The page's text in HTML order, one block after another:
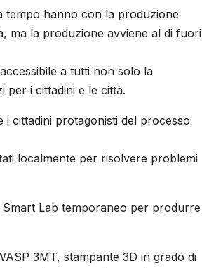
tempo hanno con la produzione
ma la produzione avviene al di fuori
a tutti non solo la
per i cittadini e le città.
cittadini protagonisti del processo
localmente per risolvere problemi
Lab temporaneo per produrre
3MT, stampante 3D in grado di